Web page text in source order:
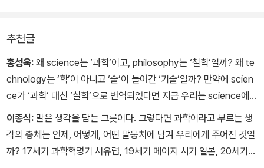
- _08∙ 원자/原子/Atom
추천글
홍성욱: 왜 science는 ‘과학’이고, philosophy는 ‘철학’일까? 왜 te
chnology는 ‘학’이 아니고 ‘술’이 들어간 ‘기술’일까? 만약에 scien
ce가 ‘과학’ 대신 ‘실학’으로 번역되었다면 지금 우리는 science에
대해 다른 관념 체계를 가지고 있을까? 김성근의 『과학 용어의 탄생』
은 과학 어휘와 개념이 단순한 명칭의 문제를 넘어, 사유의 틀을 형성
하고 바꾸는 중요한 역할을 한다는 사실을 생생하게 드러낸다. 그는
이종식: 말은 생각을 담는 그릇이다. 그렇다면 과학이라고 부르는 생
각의 총체는 언제, 어떻게, 어떤 말뭉치에 담겨 우리에게 주어진 것일
까? 17세기 과학혁명기 서유럽, 19세기 메이지 시기 일본, 20세기